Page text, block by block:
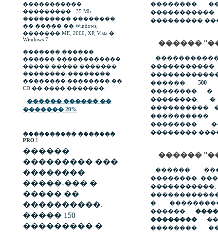
�����������
��������� - 35 Mb.
��������� ��������
�� ����� �� Windows,
������� ME, 2000, XP, Vista �
Windows 7.
������� ������
������ ������������
����� ����� �������
��������-��������.
�������� �������� ��
CD �� ���� �������.
������ ������ ��
������� 20%
���������� �������
PRO !
������
��������� ���
��������
�����-��� �
����� ��
����������.
����� 150
��������� �
��������
���������
������
������
�������� �
��������,
����������
��������
��������
������
������
��������
�����������,
�
������
��������
��������